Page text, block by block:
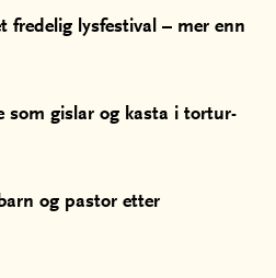
fredelig lysfestival – mer enn
som gislar og kasta i tortur-
og pastor etter